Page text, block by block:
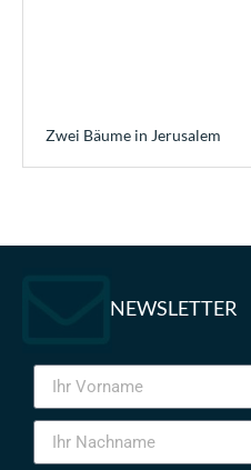
Zwei Bäume in Jerusalem
NEWSLETTER